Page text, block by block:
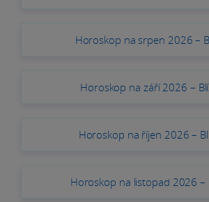
Horoskop na srpen 2026 –
Horoskop na září 2026 –
Horoskop na říjen 2026 –
Horoskop na listopad 2026 –